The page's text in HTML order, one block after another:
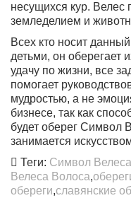
несущихся кур. Велес
земледелием и
Всех кто носит
детьми, он оберегает
удачу по жизни, все
помогает
мудростью, а не
бизнесе, так как
будет оберег Символ
занимается
Теги: Символ Велеса
Велеса Волоса,
обереги,славянские